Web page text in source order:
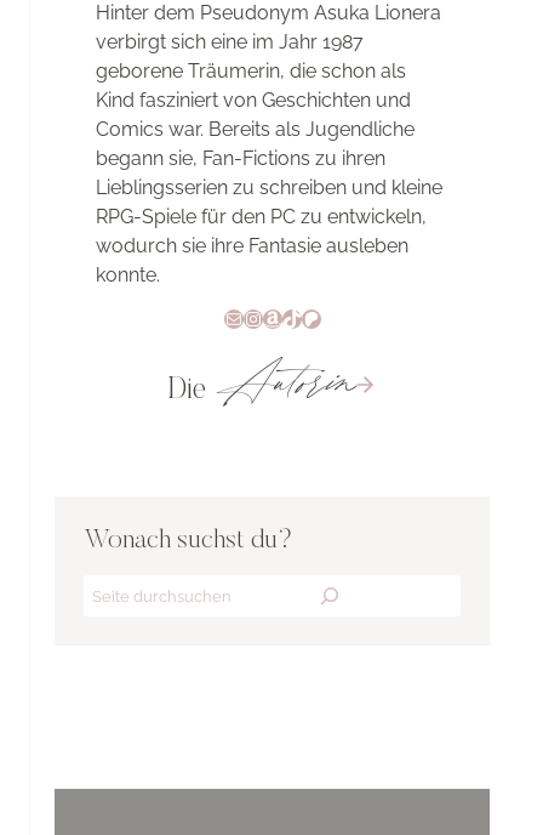
Hinter dem Pseudonym Asuka Lionera
verbirgt sich eine im Jahr 1987
geborene Träumerin, die schon als
Kind fasziniert von Geschichten und
Comics war. Bereits als Jugendliche
begann sie, Fan-Fictions zu ihren
Lieblingsserien zu schreiben und kleine
RPG-Spiele für den PC zu entwickeln,
wodurch sie ihre Fantasie ausleben
konnte.
E-MailInstagram
Amazon
TikTok
Patreon
Die Autorin
Wonach suchst du?
Search